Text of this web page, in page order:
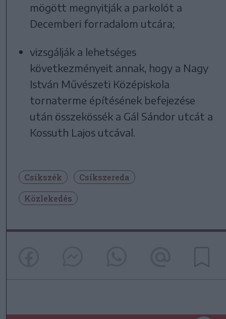
mögött megnyitják a parkolót a
Decemberi forradalom utcára;
vizsgálják a lehetséges
következményeit annak, hogy a Nagy
István Művészeti Középiskola
tornaterme építésének befejezése
után összekössék a Gál Sándor utcát a
Kossuth Lajos utcával.
Csíkszék
Csíkszereda
Közlekedés